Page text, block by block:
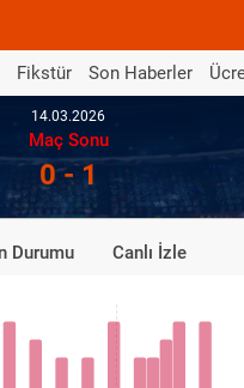
Fikstür Son Haberler
14.03.2026
Maç Sonu
0 - 1
Durumu Canlı İzle